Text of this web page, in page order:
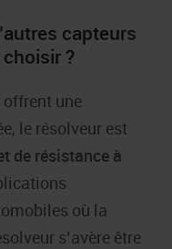
capteurs
?
offrent une
le résolveur est
de résistance à
où la
s’avère être